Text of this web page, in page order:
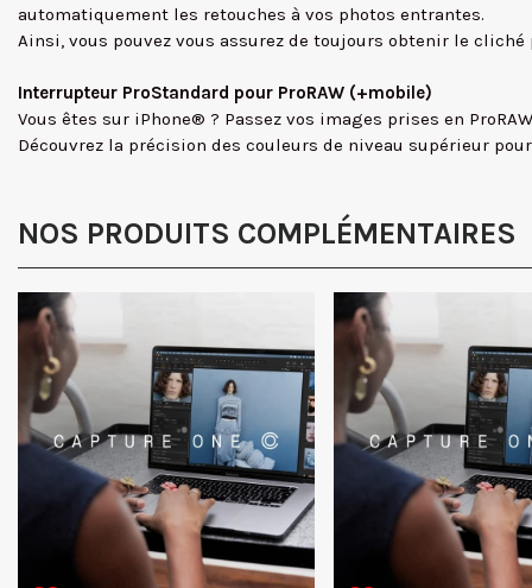
automatiquement les retouches à vos photos entrantes.
Ainsi, vous pouvez vous assurez de toujours obtenir le cliché
Interrupteur ProStandard pour ProRAW (+mobile)
Vous êtes sur iPhone® ? Passez vos images prises en
Découvrez la précision des couleurs de niveau supérieur
NOS PRODUITS COMPLÉMENTAIRES